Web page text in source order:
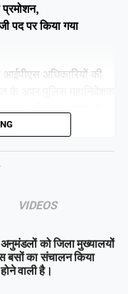
प्रमोशन,
पद पर किया गया
आईपीएस अधिकारियों की
VIDEOS
को जिला मुख्यालयों
बसों का संचालन किया
वाली है।